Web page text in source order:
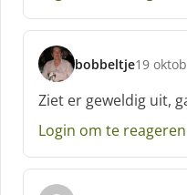
e
f
:
bobbeltje
s
c
h
r
e
f
19
Ziet er geweldig uit,
Login om te reageren